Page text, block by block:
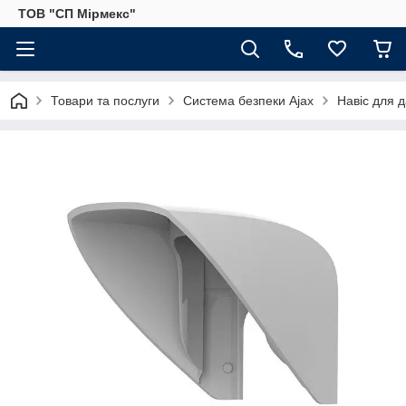
ТОВ "СП Мірмекс"
Товари та послуги Система безпеки Ajax Навіс для